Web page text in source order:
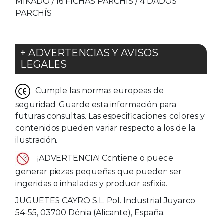
PARCHÍS
+ ADVERTENCIAS Y AVISOS
LEGALES
Cumple las normas europeas de
seguridad. Guarde esta información para
futuras consultas. Las especificaciones, colores y
contenidos pueden variar respecto a los de la
ilustración.
¡ADVERTENCIA! Contiene o puede
generar piezas pequeñas que pueden ser
ingeridas o inhaladas y producir asfixia.
JUGUETES CAYRO S.L. Pol. Industrial Juyarco
54-55, 03700 Dénia (Alicante), España.